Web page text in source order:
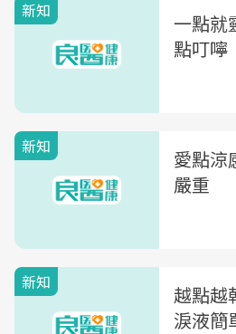
新知
一點就
點叮嚀
新知
愛點
嚴重
新知
越點越
淚液簡